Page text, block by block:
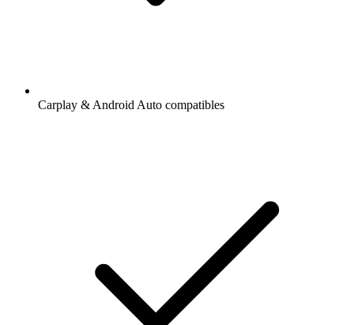
Carplay & Android Auto compatibles